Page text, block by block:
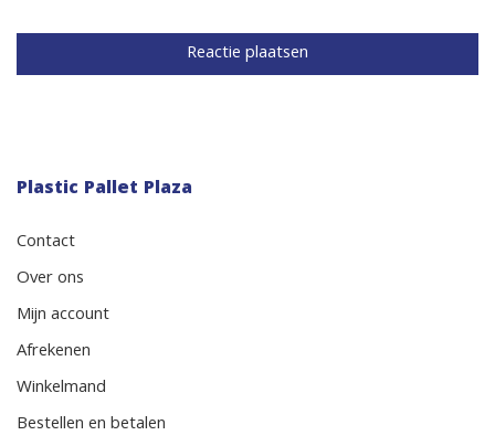
Plastic Pallet Plaza
Contact
Over ons
Mijn account
Afrekenen
Winkelmand
Bestellen en betalen